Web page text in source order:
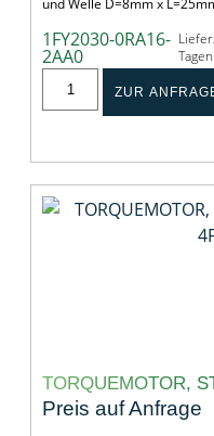
1FY2030-0RA16-
2AA0
ZUR
TORQUEMOTOR,
Preis auf Anfrage